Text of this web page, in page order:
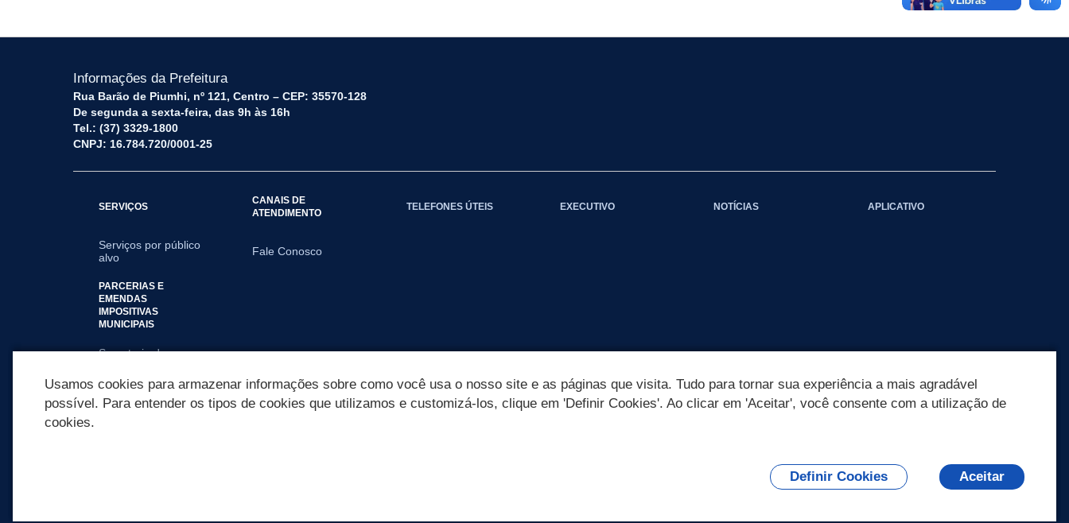
Informações da Prefeitura
Rua Barão de Piumhi, nº 121, Centro – CEP: 35570-128
De segunda a sexta-feira, das 9h às 16h
Tel.: (37) 3329-1800
CNPJ: 16.784.720/0001-25
SERVIÇOS
Serviços por público
alvo
CANAIS DE
ATENDIMENTO
Fale Conosco
TELEFONES ÚTEIS EXECUTIVO NOTÍCIAS APLICATIVO
PARCERIAS E
EMENDAS
IMPOSITIVAS
MUNICIPAIS
Secretaria de
Usamos cookies para armazenar informações sobre como você usa o nosso site e as páginas que visita. Tudo para tornar sua experiência a mais agradável
possível. Para entender os tipos de cookies que utilizamos e customizá-los, clique em 'Definir Cookies'. Ao clicar em 'Aceitar', você consente com a utilização de
cookies.
Definir Cookies Aceitar